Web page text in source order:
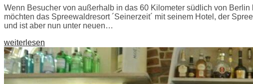
Wenn Besucher von außerhalb in das 60 Kilometer südlich von
möchten das Spreewaldresort ´Seinerzeit´ mit seinem Hotel, der
und ist aber nun unter neuen…
weiterlesen